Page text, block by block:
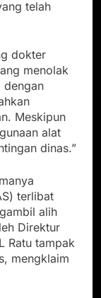
telah
dokter
menolak
dengan
Meskipun
alat
dinas.”
terlibat
alih
Direktur
Ratu tampak
mengklaim